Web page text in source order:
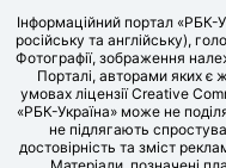
Інформаційний портал «РБК-
російську та англійську),
Фотографії, зображення
Порталі, авторами яких є
умовах ліцензії Creative
«РБК-Україна» може не
не підлягають
достовірність та зміст